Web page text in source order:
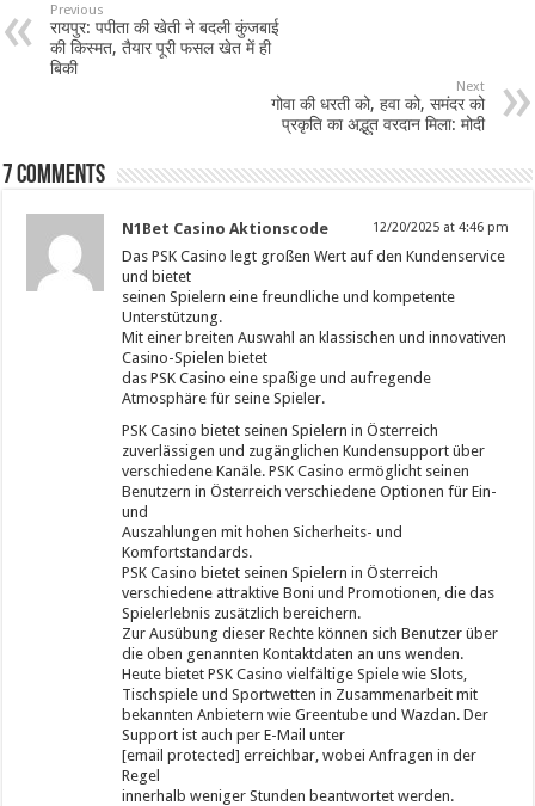
Previous
रायपुर: पपीता की खेती ने बदली कुंजबाई
की किस्मत, तैयार पूरी फसल खेत में ही
बिकी
Next
गोवा की धरती को, हवा को, समंदर को
प्रकृति का अद्भुत वरदान मिला: मोदी
7 comments
N1Bet Casino Aktionscode 12/20/2025 at 4:46 pm
Das PSK Casino legt großen Wert auf den Kundenservice
und bietet
seinen Spielern eine freundliche und kompetente
Unterstützung.
Mit einer breiten Auswahl an klassischen und innovativen
Casino-Spielen bietet
das PSK Casino eine spaßige und aufregende
Atmosphäre für seine Spieler.
PSK Casino bietet seinen Spielern in Österreich
zuverlässigen und zugänglichen Kundensupport über
verschiedene Kanäle. PSK Casino ermöglicht seinen
Benutzern in Österreich verschiedene Optionen für Ein-
und
Auszahlungen mit hohen Sicherheits- und
Komfortstandards.
PSK Casino bietet seinen Spielern in Österreich
verschiedene attraktive Boni und Promotionen, die das
Spielerlebnis zusätzlich bereichern.
Zur Ausübung dieser Rechte können sich Benutzer über
die oben genannten Kontaktdaten an uns wenden.
Heute bietet PSK Casino vielfältige Spiele wie Slots,
Tischspiele und Sportwetten in Zusammenarbeit mit
bekannten Anbietern wie Greentube und Wazdan. Der
Support ist auch per E-Mail unter
[email protected] erreichbar, wobei Anfragen in der
Regel
innerhalb weniger Stunden beantwortet werden.